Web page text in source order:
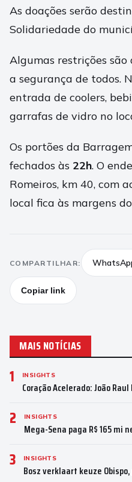
As doações serão
Solidariedade do
Algumas restrições
a segurança de todos.
entrada de coolers,
garrafas de vidro no
Os portões da
fechados às 22h. O
Romeiros, km 40, com
local fica às margens
COMPARTILHAR:
Copiar link
MAIS NOTÍCIAS
1 INSIGHTS
Coração Acelerado: João
2 INSIGHTS
Mega-Sena paga R$ 165 mi
3 INSIGHTS
Bosz verklaart keuze